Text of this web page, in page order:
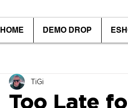
HOME DEMO DROP
Too Late
TiGi